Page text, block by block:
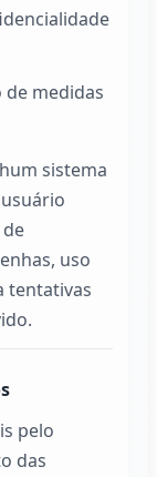
de medidas
sistema
uso
tentativas
pelo
das